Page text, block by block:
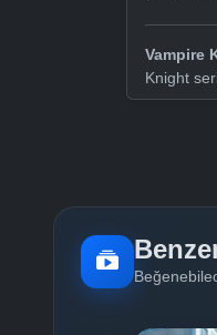
Vampire
Knight